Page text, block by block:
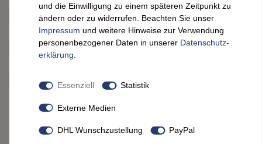
Bitte wählen Keine Auswahl 1 Stck.
10 Stck 30 Stck. 50 Stck. 60 Stck.
500 Stck. 540 Stck.
Verpackung:
und die Einwilligung zu einem späteren Zeitpunkt zu
ändern oder zu widerrufen. Beachten Sie unser
Impressum und weitere Hinweise zur Verwendung
personenbezogener Daten in unserer Daten­schutz­
erklärung
Essenziell Statistik
Externe Medien
DHL Wunschzustellung PayPal